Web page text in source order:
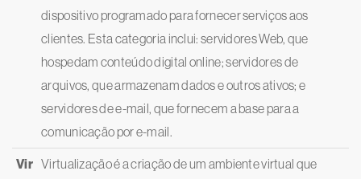
dispositivo programado para fornecer serviços aos
clientes. Esta categoria inclui: servidores Web, que
hospedam conteúdo digital online; servidores de
arquivos, que armazenam dados e outros ativos; e
servidores de e-mail, que fornecem a base para a
comunicação por e-mail.
Vir Virtualização é a criação de um ambiente virtual que